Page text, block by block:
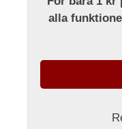
alla